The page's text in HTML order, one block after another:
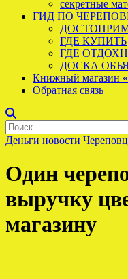
секретные
ГИД ПО
ГДЕ КУПИТЬ
ГДЕ
ДОСКА
Книжный магазин
Обратная связь
Деньги новости
Один
выручку
магазину